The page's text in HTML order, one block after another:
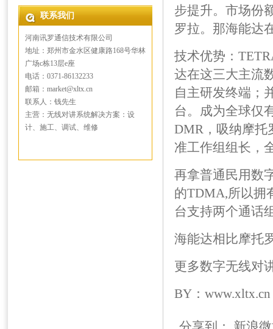
联系我们
河南讯罗通信技术有限公司
地址：郑州市金水区健康路168号华林
广场c栋13层e座
电话：0371-86132233
邮箱：market@xltx.cn
联系人：钱先生
主营：无线对讲系统解决方案：设
计、施工、调试、维修
步提升。市场份
罗拉。那海能达
技术优势：
达在这三大主流
自主研发终端；
台。成为全球仅
DMR，吸纳摩托
准工作组组长，
再拿普通民用数
的TDMA,所以拥
台支持两个通话
海能达相比摩托
更多数字无线对
BY：www.xltx.cn